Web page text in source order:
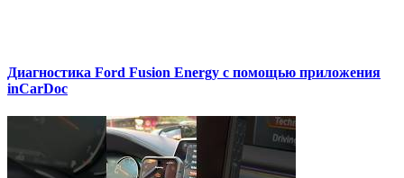
Диагностика Ford Fusion Energy с помощью приложения
inCarDoc